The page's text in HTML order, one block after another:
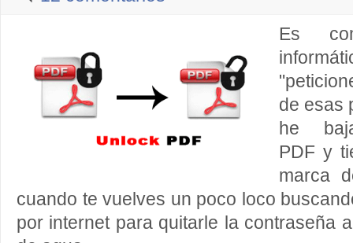
Es
de esas
he
PDF y
marca
cuando te vuelves un poco loco
por internet para quitarle la contraseña